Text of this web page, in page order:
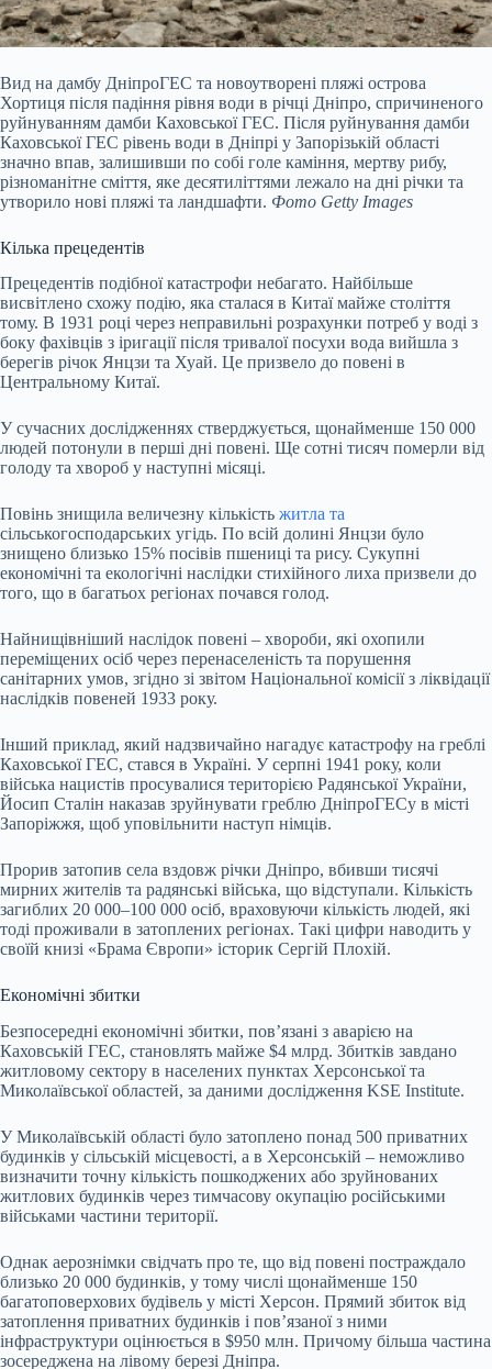
Вид на дамбу ДніпроГЕС та новоутворені пляжі острова
Хортиця після падіння рівня води в річці Дніпро, спричиненого
руйнуванням дамби Каховської ГЕС. Після руйнування дамби
Каховської ГЕС рівень води в Дніпрі у Запорізькій області
значно впав, залишивши по собі голе каміння, мертву рибу,
різноманітне сміття, яке десятиліттями лежало на дні річки та
утворило нові пляжі та ландшафти. Фото Getty Images
Кілька прецедентів
Прецедентів подібної катастрофи небагато. Найбільше
висвітлено схожу подію, яка сталася в Китаї майже століття
тому. В 1931 році через неправильні розрахунки потреб у воді з
боку фахівців з іригації після тривалої посухи вода вийшла з
берегів річок Янцзи та Хуай. Це призвело до повені в
Центральному Китаї.
У сучасних дослідженнях стверджується, щонайменше 150 000
людей потонули в перші дні повені. Ще сотні тисяч померли від
голоду та хвороб у наступні місяці.
Повінь знищила величезну кількість житла та
сільськогосподарських угідь. По всій долині Янцзи було
знищено близько 15% посівів пшениці та рису. Сукупні
економічні та екологічні наслідки стихійного лиха призвели до
того, що в багатьох регіонах почався голод.
Найнищівніший наслідок повені – хвороби, які охопили
переміщених осіб через перенаселеність та порушення
санітарних умов, згідно зі звітом Національної комісії з ліквідації
наслідків повеней 1933 року.
Інший приклад, який надзвичайно нагадує катастрофу на греблі
Каховської ГЕС, стався в Україні. У серпні 1941 року, коли
війська нацистів просувалися територією Радянської України,
Йосип Сталін наказав зруйнувати греблю ДніпроГЕСу в місті
Запоріжжя, щоб уповільнити наступ німців.
Прорив затопив села вздовж річки Дніпро, вбивши тисячі
мирних жителів та радянські війська, що відступали. Кількість
загиблих 20 000–100 000 осіб, враховуючи кількість людей, які
тоді проживали в затоплених регіонах. Такі цифри наводить у
своїй книзі «Брама Європи» історик Сергій Плохій.
Економічні збитки
Безпосередні економічні збитки, повʼязані з аварією на
Каховській ГЕС, становлять майже $4 млрд. Збитків завдано
житловому сектору в населених пунктах Херсонської та
Миколаївської областей, за даними дослідження KSE Institute.
У Миколаївській області було затоплено понад 500 приватних
будинків у сільській місцевості, а в Херсонській – неможливо
визначити точну кількість пошкоджених або зруйнованих
житлових будинків через тимчасову окупацію російськими
військами частини території.
Однак аерознімки свідчать про те, що від повені постраждало
близько 20 000 будинків, у тому числі щонайменше 150
багатоповерхових будівель у місті Херсон. Прямий збиток від
затоплення приватних будинків і повʼязаної з ними
інфраструктури оцінюється в $950 млн. Причому більша частина
зосереджена на лівому березі Дніпра.